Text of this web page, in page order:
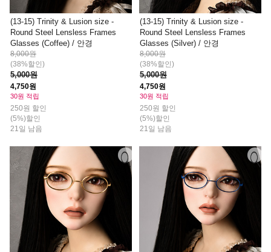
(13-15) Trinity & Lusion size -
Round Steel Lensless Frames
Glasses (Coffee) / 안경
8,000원
(38%할인)
5,000원
4,750원
30원 적립
250원 할인
(5%)할인
21일 남음
(13-15) Trinity & Lusion size -
Round Steel Lensless Frames
Glasses (Silver) / 안경
8,000원
(38%할인)
5,000원
4,750원
30원 적립
250원 할인
(5%)할인
21일 남음